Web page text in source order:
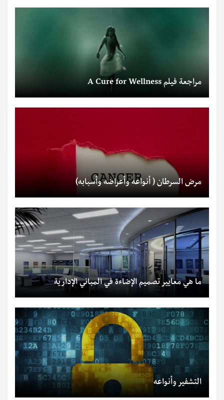
مراجعة فيلم A Cure for Wellness
مرض السرطان ( أنواعه وأعراضه وأسبابه)
ما هي معايير تصميم الإضاءة في المباني الإدارية
التشفير وأنواعه